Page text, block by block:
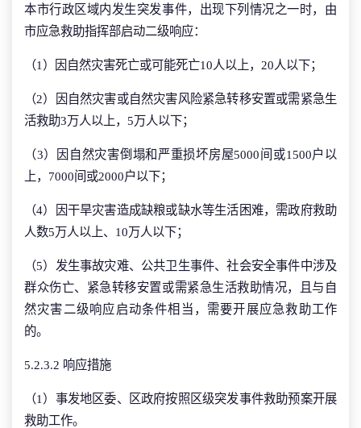
本市行政区域内发生突发事件，出现下列情况之一时，由
市应急救助指挥部启动二级响应：
（1）因自然灾害死亡或可能死亡10人以上，20人以下；
（2）因自然灾害或自然灾害风险紧急转移安置或需紧急生
活救助3万人以上，5万人以下；
（3）因自然灾害倒塌和严重损坏房屋5000间或1500户以
上，7000间或2000户以下；
（4）因干旱灾害造成缺粮或缺水等生活困难，需政府救助
人数5万人以上、10万人以下；
（5）发生事故灾难、公共卫生事件、社会安全事件中涉及
群众伤亡、紧急转移安置或需紧急生活救助情况，且与自
然灾害二级响应启动条件相当，需要开展应急救助工作
的。
5.2.3.2 响应措施
（1）事发地区委、区政府按照区级突发事件救助预案开展
救助工作。